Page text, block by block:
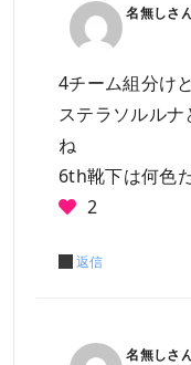
名無しさ
4チーム組分け
ステラソルル
ね
6th靴下は何色
2
返信
名無しさ